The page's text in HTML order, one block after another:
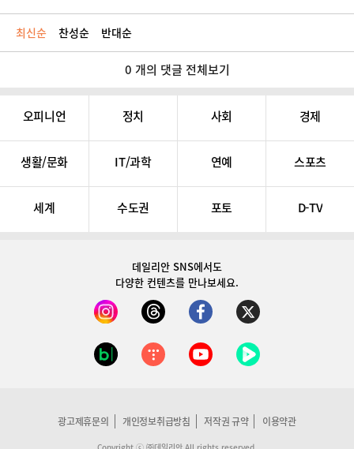
최신순 찬성순 반대순
0 개의 댓글 전체보기
오피니언 정치 사회 경제
생활/문화 IT/과학 연예 스포츠
세계 수도권 포토 D-TV
데일리안 SNS에서도
다양한 컨텐츠를 만나보세요.
광고제휴문의 개인정보취급방침 저작권 규약 이용약관